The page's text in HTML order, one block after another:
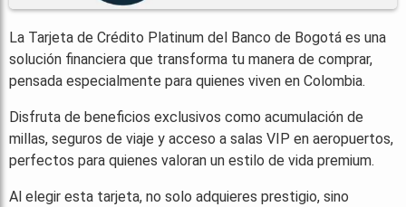
La Tarjeta de Crédito Platinum del Banco de Bogotá es una
solución financiera que transforma tu manera de comprar,
pensada especialmente para quienes viven en Colombia.
Disfruta de beneficios exclusivos como acumulación de
millas, seguros de viaje y acceso a salas VIP en aeropuertos,
perfectos para quienes valoran un estilo de vida premium.
Al elegir esta tarjeta, no solo adquieres prestigio, sino